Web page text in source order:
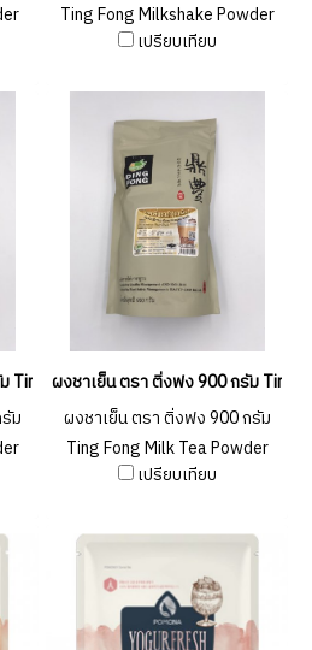
Ting Fong Milkshake Powder
900g
เปรียบเทียบ
Ting Fong Milk Tea Powder 900g. (ยกลั
ม
ผงชาเย็น ตรา ติ่งฟง 900 กรัม Ting
ผงชาเย็น ตรา ติ่งฟง 900 กรัม
Ting Fong Milk Tea Powder
900g.
เปรียบเทียบ